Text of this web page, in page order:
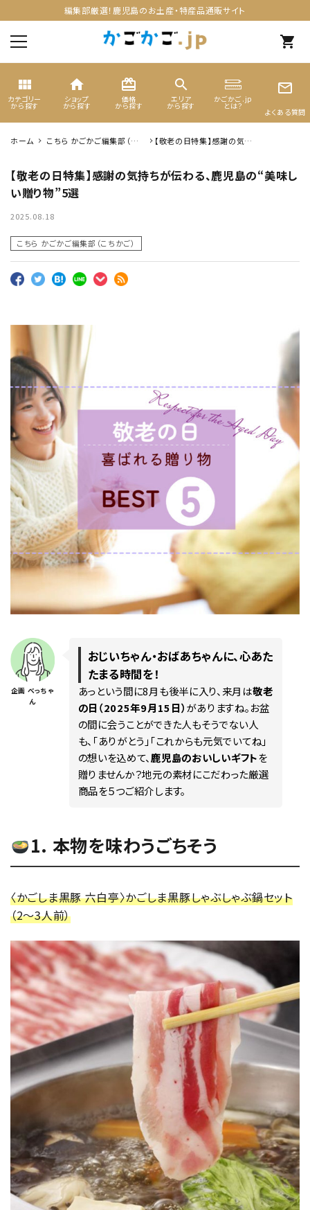
編集部厳選！鹿児島のお土産・特産品通販サイト
shopping_cart
view_module
カテゴリー
から探す
home
ショップ
から探す
card_giftcard
価格
から探す
search
エリア
から探す
かごかご.jp
とは？
mail_outline
よくある質問
search
カテゴリーから選ぶ
エリアから選ぶ
かごかご.jpとは？
お知らせ
お問い合わせ
プライバシーポリシー
特定商取引法について
card_giftcard 送料無料
ホーム
こちら かごかご編集部（こち
【敬老の日特集】感謝の気持
【敬老の日特集】感謝の気持ちが伝わる、鹿児島の“美味し
い贈り物”5選
2025.08.18
こちら かごかご編集部（こちかご）
企画 べっちゃ
ん
おじいちゃん・おばあちゃんに、心あた
たまる時間を！
あっという間に8月も後半に入り、来月は敬老
の日（2025年9月15日）がありますね。お盆
の間に会うことができた人もそうでない人
も、「ありがとう」「これからも元気でいてね」
の想いを込めて、鹿児島のおいしいギフトを
贈りませんか？地元の素材にこだわった厳選
商品を５つご紹介します。
1. 本物を味わうごちそう
〈かごしま黒豚 六白亭〉かごしま黒豚しゃぶしゃぶ鍋セット
（2～3人前）